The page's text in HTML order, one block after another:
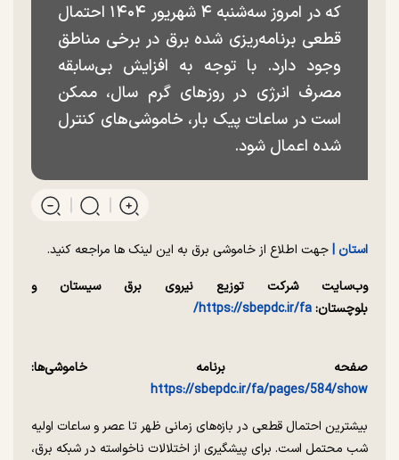
که در امروز سه‌شنبه ۴ شهریور ۱۴۰۴ احتمال
قطعی برنامه‌ریزی شده برق در برخی مناطق
وجود دارد. با توجه به افزایش بی‌سابقه
مصرف انرژی در روز‌های گرم سال، ممکن
است در ساعات پیک بار، خاموشی‌های کنترل
شده اعمال شود.
استان |جهت اطلاع از خاموشی برق به این لینک ها مراجعه کنید.
وب‌سایت شرکت توزیع نیروی برق سیستان و
بلوچستان:https://sbepdc.ir/fa/
صفحه برنامه خاموشی‌ها:
https://sbepdc.ir/fa/pages/584/show
بیشترین احتمال قطعی در بازه‌های زمانی ظهر تا عصر و ساعات اولیه
شب محتمل است. برای پیشگیری از اختلالات ناخواسته در شبکه برق،